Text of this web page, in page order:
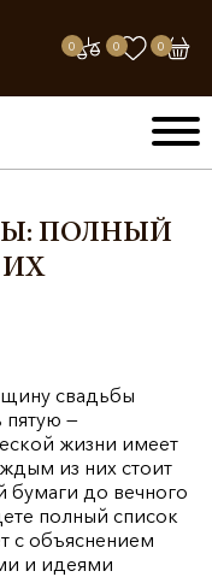
0 0 0
ПОЛНЫЙ
свадьбы
пятую —
жизни имеет
из них стоит
бумаги до вечного
полный список
с объяснением
и идеями